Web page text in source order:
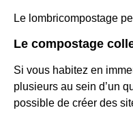
Le lombricompostage
Le compostage
Si vous habitez en
plusieurs au sein d’un
possible de créer des